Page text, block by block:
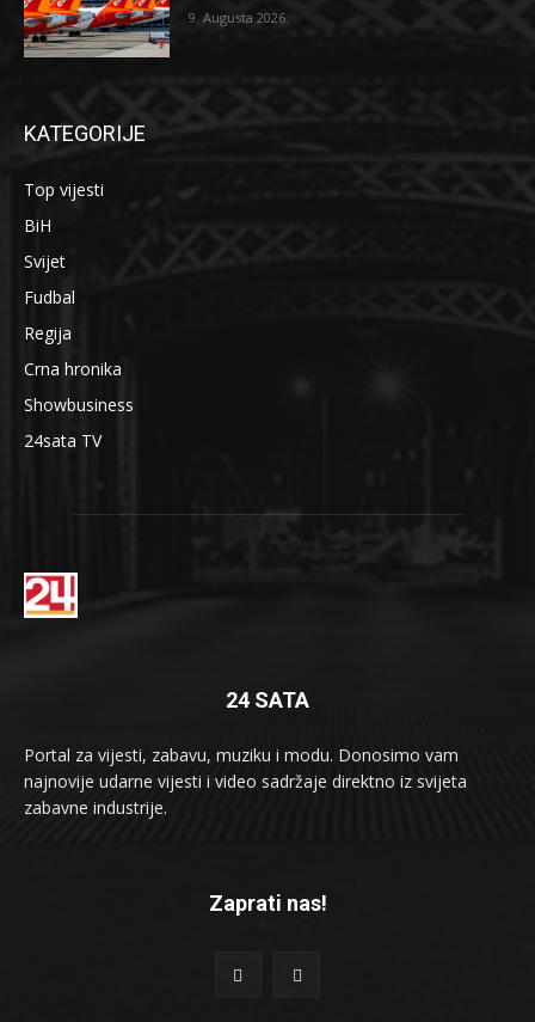
9. Augusta 2026.
KATEGORIJE
Top vijesti
BiH
Svijet
Fudbal
Regija
Crna hronika
Showbusiness
24sata TV
24 SATA
Portal za vijesti, zabavu, muziku i modu. Donosimo vam
najnovije udarne vijesti i video sadržaje direktno iz svijeta
zabavne industrije.
Zaprati nas!